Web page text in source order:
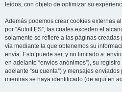
leídos, con objeto de optimizar su
Además podemos crear cookies externas
por “Autoit.ES”, las cuales exceden el
solamente se refiere a las páginas
vía mediante la que obtenemos su
envía. Esto puede ser, y no limitado a:
en adelante “envíos anónimos”), su registro
adelante “su cuenta”) y mensajes
mientras se haya identificado (de aquí en